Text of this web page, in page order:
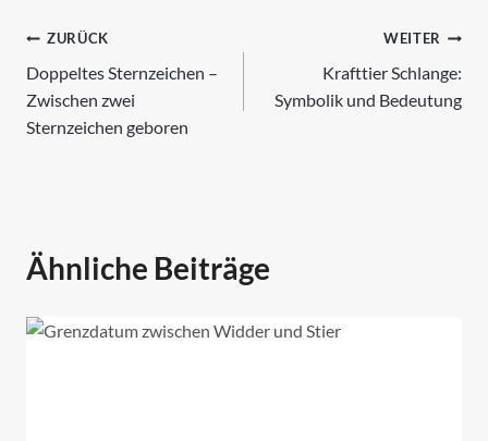
Beitrags-
Navigation
ZURÜCK
Doppeltes Sternzeichen –
Zwischen zwei
Sternzeichen geboren
WEITER
Krafttier Schlange:
Symbolik und Bedeutung
Ähnliche Beiträge